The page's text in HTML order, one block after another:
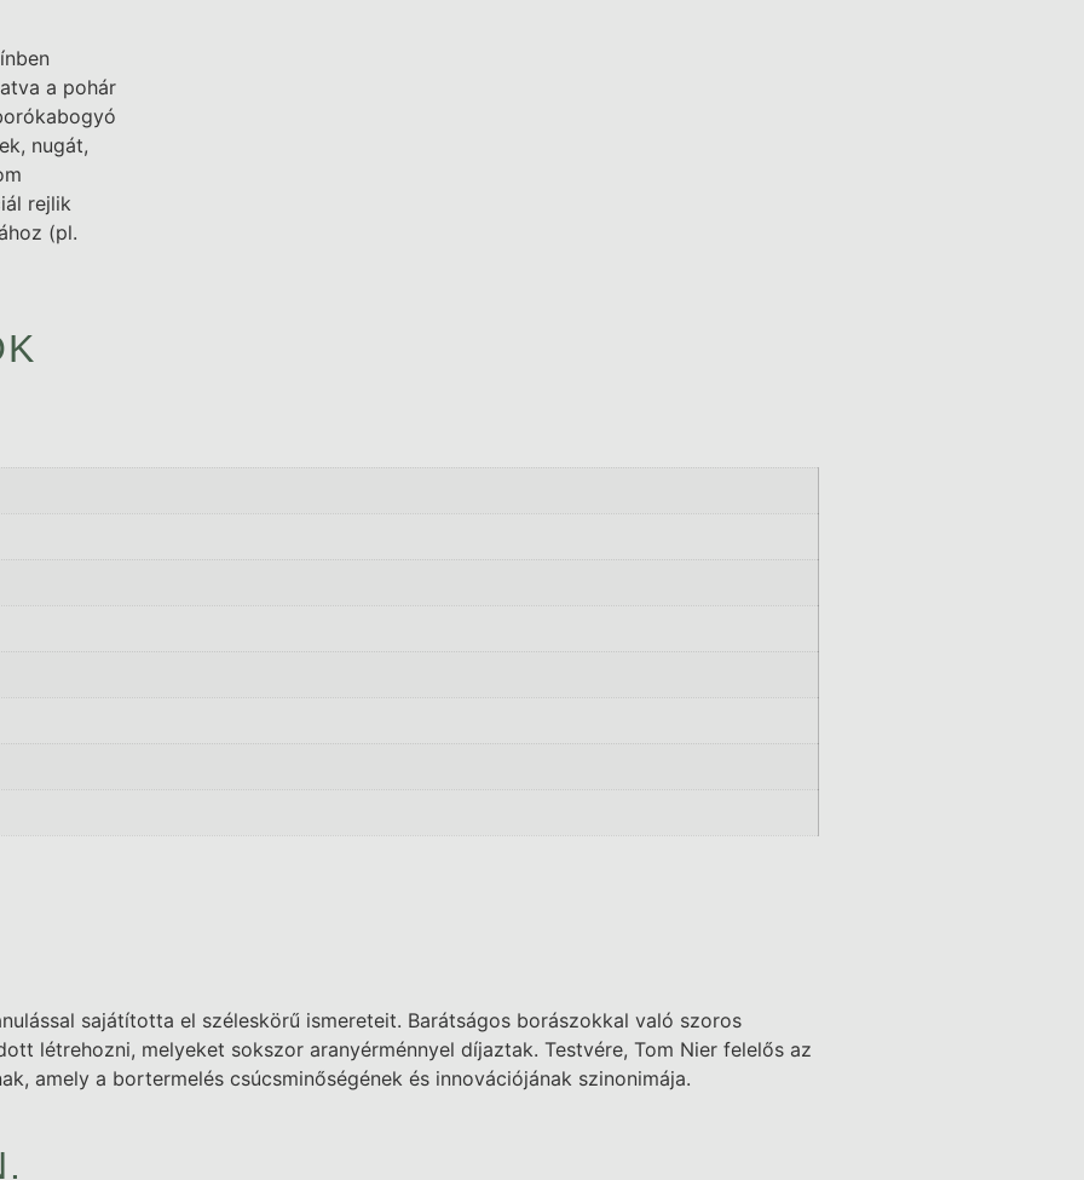
a pohár
nugát,
rejlik
(pl.
sajátította el széleskörű ismereteit. Barátságos borászokkal való szoros
létrehozni, melyeket sokszor aranyérménnyel díjaztak. Testvére, Tom Nier felelős az
amely a bortermelés csúcsminőségének és innovációjának szinonimája.